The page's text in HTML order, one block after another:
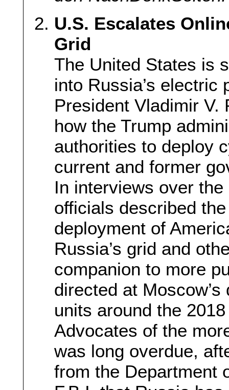
U.S. Escalates
Grid
The United States is
into Russia’s electric
President Vladimir V.
how the Trump
authorities to deploy
current and former
In interviews over
officials described
deployment of
Russia’s grid and
companion to more
directed at
units around the
Advocates of the
was long overdue,
from the Department